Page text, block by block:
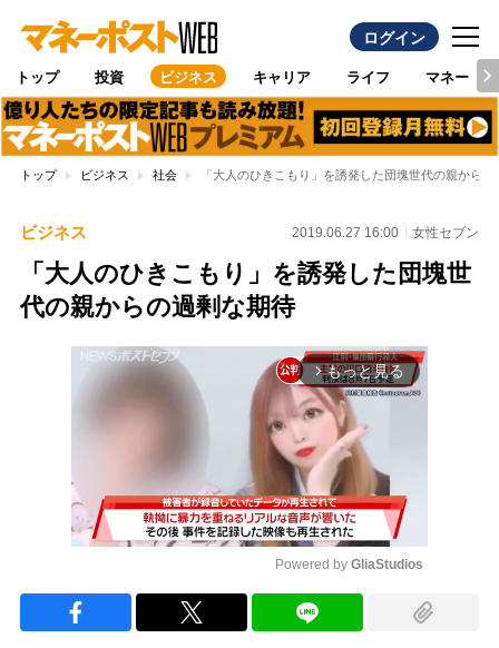
ログイン
トップ 投資 ビジネス キャリア ライフ マネー
トップ ビジネス 社会 「大人のひきこもり」を誘発した団塊世代の親からの
ビジネス 2019.06.27 16:00 女性セブン
「大人のひきこもり」を誘発した団塊世
代の親からの過剰な期待
arrow_forward_ios もっと見る
Powered by GliaStudios